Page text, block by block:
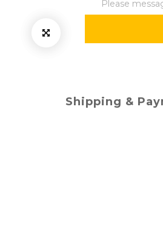
Please
Shipping &